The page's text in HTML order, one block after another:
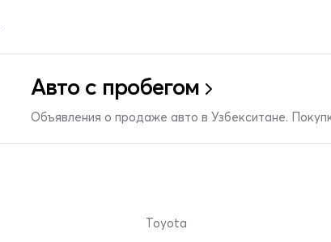
Авто с пробегом
Объявления о продаже авто в Узбекситане.
Toyota